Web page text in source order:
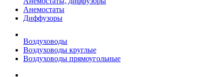
Анемостаты
Диффузоры
Воздуховоды
Воздуховоды круглые
Воздуховоды прямоугольные